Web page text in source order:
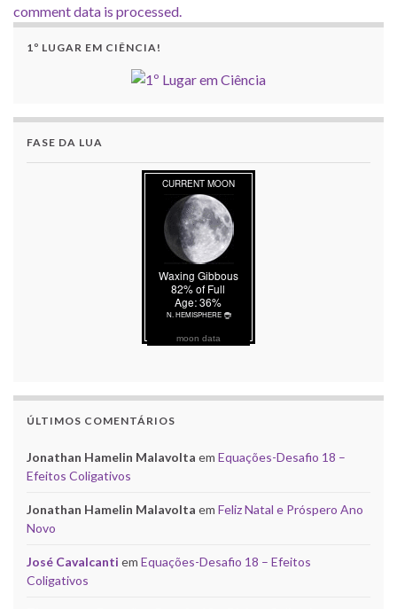
comment data is processed.
1º LUGAR EM CIÊNCIA!
FASE DA LUA
moon data
ÚLTIMOS COMENTÁRIOS
Jonathan Hamelin Malavolta em Equações-Desafio 18 –
Efeitos Coligativos
Jonathan Hamelin Malavolta em Feliz Natal e Próspero Ano
Novo
José Cavalcanti em Equações-Desafio 18 – Efeitos
Coligativos